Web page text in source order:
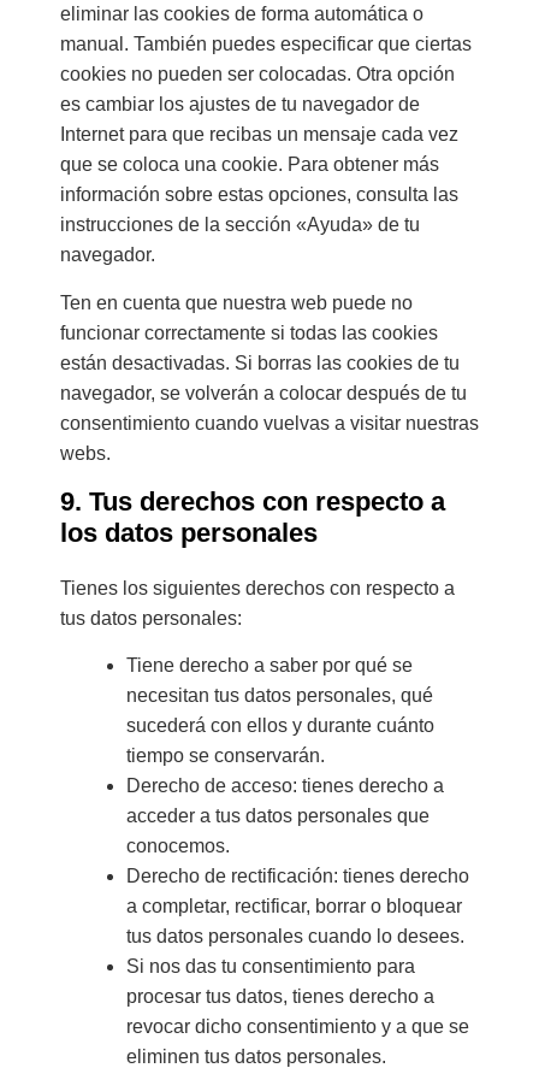
eliminar las cookies de forma automática o
manual. También puedes especificar que ciertas
cookies no pueden ser colocadas. Otra opción
es cambiar los ajustes de tu navegador de
Internet para que recibas un mensaje cada vez
que se coloca una cookie. Para obtener más
información sobre estas opciones, consulta las
instrucciones de la sección «Ayuda» de tu
navegador.
Ten en cuenta que nuestra web puede no
funcionar correctamente si todas las cookies
están desactivadas. Si borras las cookies de tu
navegador, se volverán a colocar después de tu
consentimiento cuando vuelvas a visitar nuestras
webs.
9. Tus derechos con respecto a
los datos personales
Tienes los siguientes derechos con respecto a
tus datos personales:
Tiene derecho a saber por qué se
necesitan tus datos personales, qué
sucederá con ellos y durante cuánto
tiempo se conservarán.
Derecho de acceso: tienes derecho a
acceder a tus datos personales que
conocemos.
Derecho de rectificación: tienes derecho
a completar, rectificar, borrar o bloquear
tus datos personales cuando lo desees.
Si nos das tu consentimiento para
procesar tus datos, tienes derecho a
revocar dicho consentimiento y a que se
eliminen tus datos personales.